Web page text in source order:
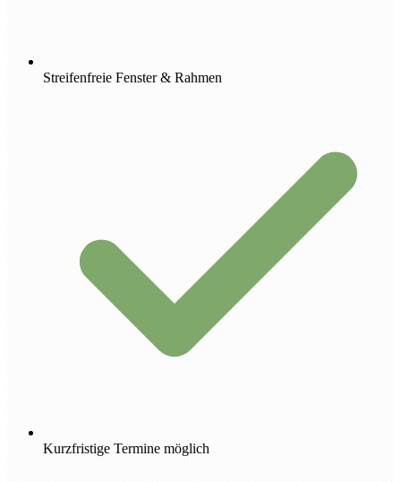
Streifenfreie Fenster & Rahmen
Kurzfristige Termine möglich